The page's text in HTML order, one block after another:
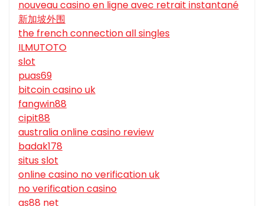
nouveau casino en ligne avec retrait instantané
新加坡外围
the french connection all singles
ILMUTOTO
slot
puas69
bitcoin casino uk
fangwin88
cipit88
australia online casino review
badak178
situs slot
online casino no verification uk
no verification casino
qs88 net